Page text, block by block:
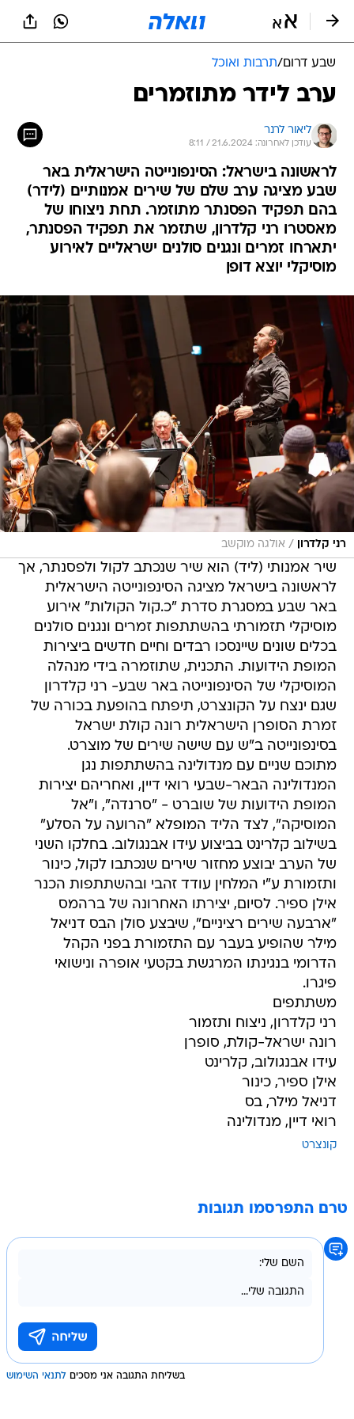
שבע דרום/תרבות ואוכל
ערב לידר מתוזמרים
ליאור לרנר
עודכן לאחרונה: 21.6.2024 / 8:11
לראשונה בישראל: הסינפונייטה הישראלית באר
שבע מציגה ערב שלם של שירים אמנותיים (לידר)
בהם תפקיד הפסנתר מתוזמר. תחת ניצוחו של
מאסטרו רני קלדרון, שתזמר את תפקיד הפסנתר,
יתארחו זמרים ונגנים סולנים ישראליים לאירוע
מוסיקלי יוצא דופן
רני קלדרון / אולגה מוקשב
שיר אמנותי (ליד) הוא שיר שנכתב לקול ולפסנתר, אך
לראשונה בישראל מציגה הסינפונייטה הישראלית
באר שבע במסגרת סדרת "כ.קול הקולות" אירוע
מוסיקלי תזמורתי בהשתתפות זמרים ונגנים סולנים
בכלים שונים שיינסכו רבדים וחיים חדשים ביצירות
המופת הידועות. התכנית, שתוזמרה בידי מנהלה
המוסיקלי של הסינפונייטה באר שבע- רני קלדרון
שגם ינצח על הקונצרט, תיפתח בהופעת בכורה של
זמרת הסופרן הישראלית רונה קולת ישראל
בסינפונייטה ב"ש עם שישה שירים של מוצרט.
מתוכם שניים עם מנדולינה בהשתתפות נגן
המנדולינה הבאר-שבעי רואי דיין, ואחריהם יצירות
המופת הידועות של שוברט - "סרנדה", ו"אל
המוסיקה", לצד הליד המופלא "הרועה על הסלע"
בשילוב קלרינט בביצוע עידו אבנגולוב. בחלקו השני
של הערב יבוצע מחזור שירים שנכתבו לקול, כינור
ותזמורת ע"י המלחין עודד זהבי ובהשתתפות הכנר
אילן ספיר. לסיום, יצירתו האחרונה של ברהמס
"ארבעה שירים רציניים", שיבצע סולן הבס דניאל
מילר שהופיע בעבר עם התזמורת בפני הקהל
הדרומי בנגינתו המרגשת בקטעי אופרה ונישואי
פיגרו.
משתתפים
רני קלדרון, ניצוח ותזמור
רונה ישראל-קולת, סופרן
עידו אבנגולוב, קלרינט
אילן ספיר, כינור
דניאל מילר, בס
רואי דיין, מנדולינה
קונצרט
טרם התפרסמו תגובות
בשליחת התגובה אני מסכים לתנאי השימוש